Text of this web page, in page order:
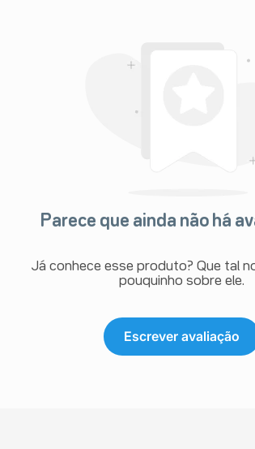
Parece que ainda não há
Já conhece esse produto? Que tal
pouquinho sobre ele.
Escrever avaliação